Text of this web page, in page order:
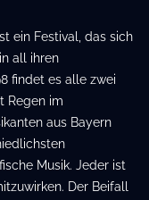
ein Festival, das sich
all ihren
findet es alle zwei
Regen im
aus Bayern
Musik. Jeder ist
Der Beifall